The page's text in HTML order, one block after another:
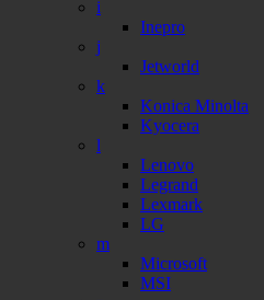
i
Inepro
j
Jetworld
k
Konica Minolta
Kyocera
l
Lenovo
Legrand
Lexmark
LG
m
Microsoft
MSI